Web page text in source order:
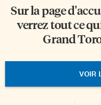
Sur la page
verrez tout ce
Grand
VOIR